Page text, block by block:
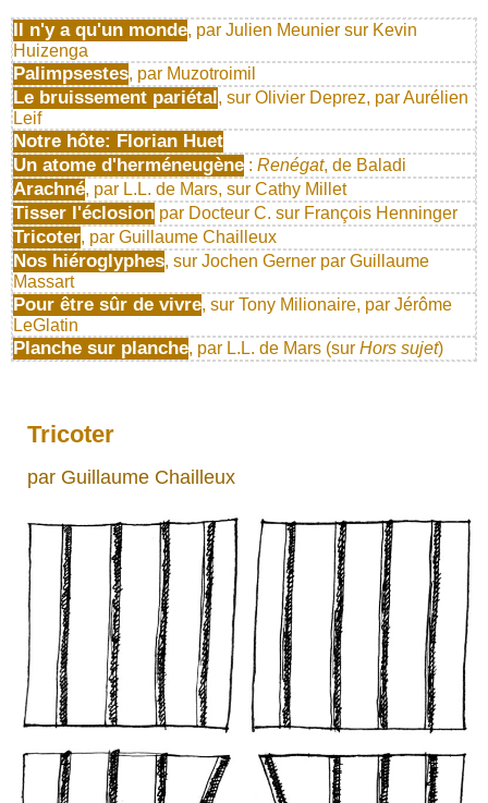
Il n'y a qu'un monde, par Julien Meunier sur Kevin
Huizenga
Palimpsestes, par Muzotroimil
Le bruissement pariétal, sur Olivier Deprez, par Aurélien
Leif
Notre hôte: Florian Huet
Un atome d'herméneugène : Renégat, de Baladi
Arachné, par L.L. de Mars, sur Cathy Millet
Tisser l'éclosion par Docteur C. sur François Henninger
Tricoter, par Guillaume Chailleux
Nos hiéroglyphes, sur Jochen Gerner par Guillaume
Massart
Pour être sûr de vivre, sur Tony Milionaire, par Jérôme
LeGlatin
Planche sur planche, par L.L. de Mars (sur Hors sujet)
Tricoter
par Guillaume Chailleux